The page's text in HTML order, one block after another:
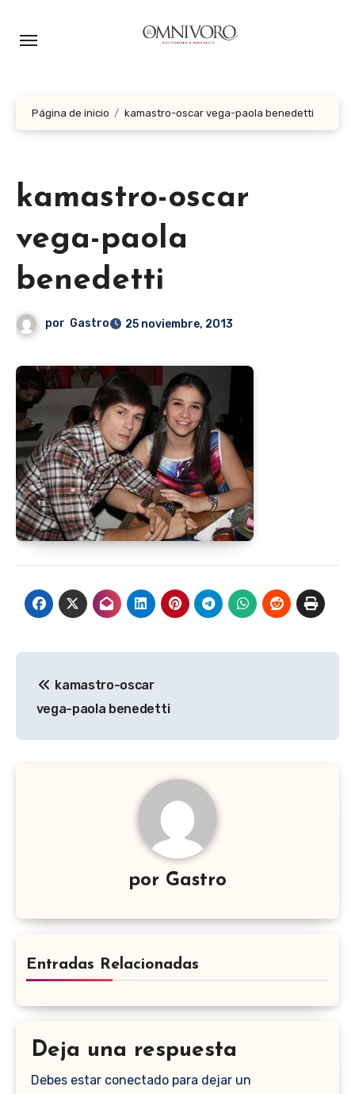
Página de inicio kamastro-oscar vega-paola benedetti
kamastro-oscar
vega-paola
benedetti
por Gastro 25 noviembre, 2013
de
entradas
kamastro-oscar
vega-paola benedetti
por Gastro
Entradas Relacionadas
Deja una respuesta
Debes estar conectado para dejar un